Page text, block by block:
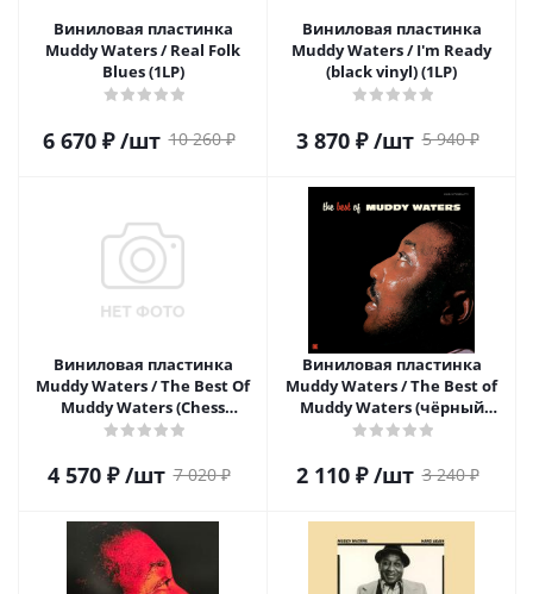
Виниловая пластинка
Muddy Waters / Real Folk
Blues (1LP)
6 670₽ /шт 10 260₽
Виниловая пластинка
Muddy Waters / I'm Ready
(black vinyl) (1LP)
3 870₽ /шт 5 940₽
Виниловая пластинка
Muddy Waters / The Best Of
Muddy Waters (Chess
Records 75th Anniversary)
4 570₽ /шт 7 020₽
Виниловая пластинка
Muddy Waters / The Best of
Muddy Waters (чёрный
винил) (1LP)
2 110₽ /шт 3 240₽